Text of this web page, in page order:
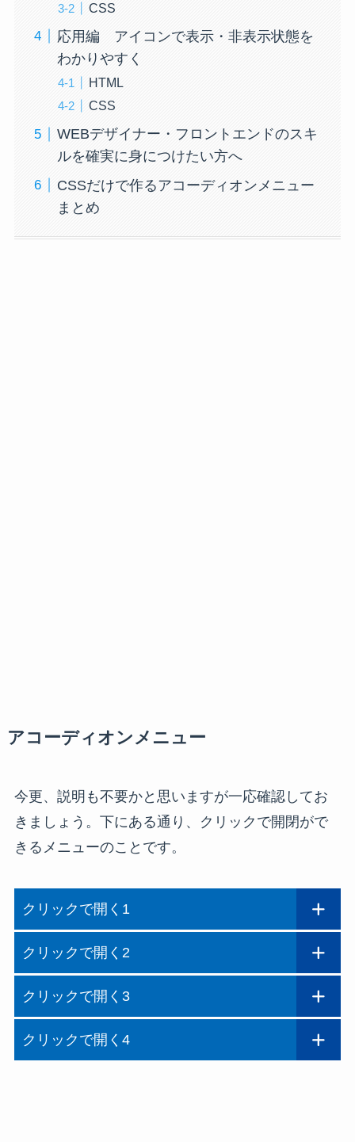
CSS
応用編 アイコンで表示・非表示状態を
わかりやすく
HTML
CSS
WEBデザイナー・フロントエンドのスキ
ルを確実に身につけたい方へ
CSSだけで作るアコーディオンメニュー
まとめ
アコーディオンメニュー
今更、説明も不要かと思いますが一応確認してお
きましょう。下にある通り、クリックで開閉がで
きるメニューのことです。
クリックで開く1
クリックで開く2
クリックで開く3
クリックで開く4